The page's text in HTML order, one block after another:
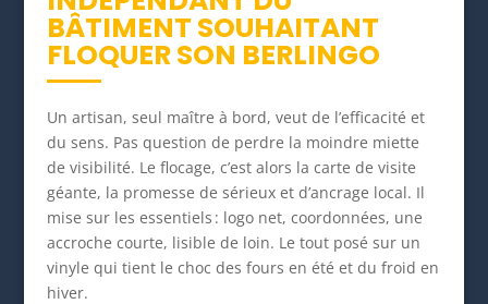
BÂTIMENT SOUHAITANT
FLOQUER SON BERLINGO
Un artisan, seul maître à bord, veut de l’efficacité et
du sens. Pas question de perdre la moindre miette
de visibilité. Le flocage, c’est alors la carte de visite
géante, la promesse de sérieux et d’ancrage local. Il
mise sur les essentiels : logo net, coordonnées, une
accroche courte, lisible de loin. Le tout posé sur un
vinyle qui tient le choc des fours en été et du froid en
hiver.